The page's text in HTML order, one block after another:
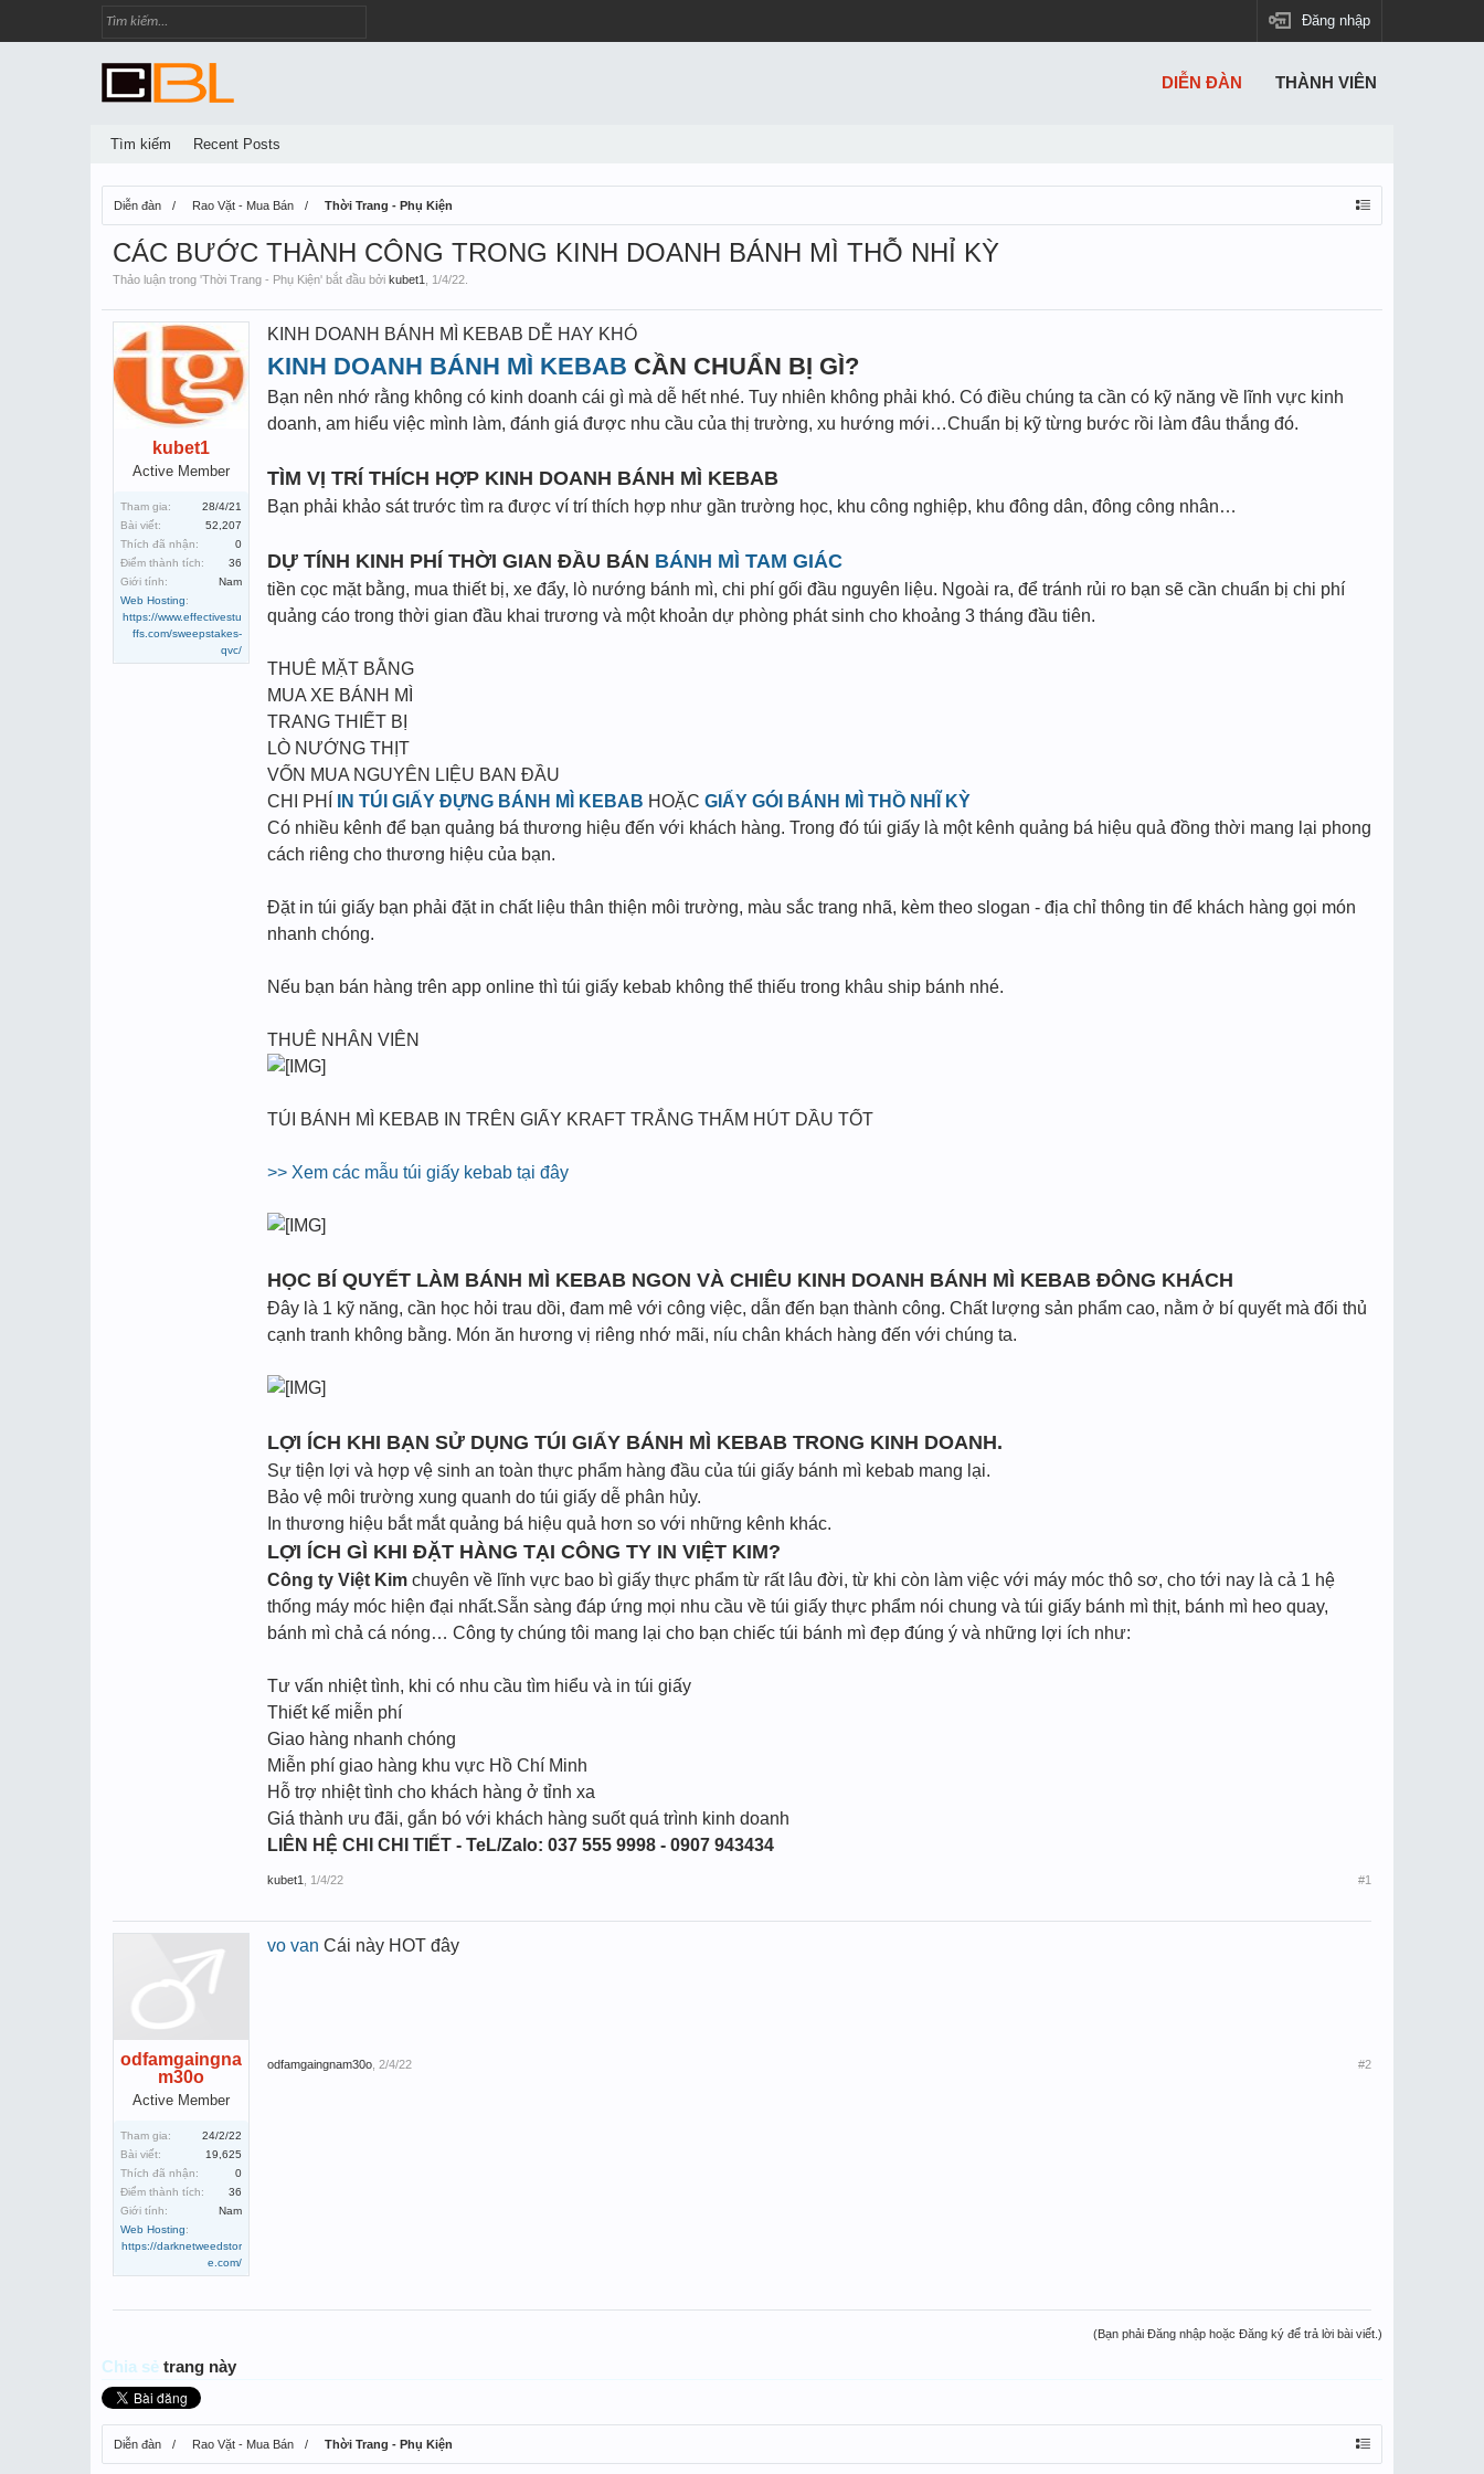
Đăng nhập
Diễn đàn Rao Vặt - Mua Bán Thời Trang - Phụ Kiện
CÁC BƯỚC THÀNH CÔNG TRONG KINH DOANH BÁNH MÌ THỖ NHỈ KỲ
Thảo luận trong 'Thời Trang - Phụ Kiện' bắt đầu bởi kubet1 1/4/22
kubet1
Active Member
Tham gia:
28/4/21
Bài viết:
52,207
Thích đã nhận:
0
Điểm thành tích:
36
Giới tính:
Nam
Web Hosting:
https://www.effectivestu
ffs.com/sweepstakes-
qvc/
KINH DOANH BÁNH MÌ KEBAB DỄ HAY KHÓ
KINH DOANH BÁNH MÌ KEBAB CẦN CHUẨN BỊ GÌ?
Bạn nên nhớ rằng không có kinh doanh cái gì mà dễ hết nhé. Tuy nhiên không phải khó. Có điều chúng ta cần có kỹ năng về lĩnh vực kinh
doanh, am hiểu việc mình làm, đánh giá được nhu cầu của thị trường, xu hướng mới…Chuẩn bị kỹ từng bước rồi làm đâu thắng đó.
TÌM VỊ TRÍ THÍCH HỢP KINH DOANH BÁNH MÌ KEBAB
Bạn phải khảo sát trước tìm ra được ví trí thích hợp như gần trường học, khu công nghiệp, khu đông dân, đông công nhân…
DỰ TÍNH KINH PHÍ THỜI GIAN ĐẦU BÁN BÁNH MÌ TAM GIÁC
tiền cọc mặt bằng, mua thiết bị, xe đẩy, lò nướng bánh mì, chi phí gối đầu nguyên liệu. Ngoài ra, để tránh rủi ro bạn sẽ cần chuẩn bị chi phí
quảng cáo trong thời gian đầu khai trương và một khoản dự phòng phát sinh cho khoảng 3 tháng đầu tiên.
THUÊ MẶT BẰNG
MUA XE BÁNH MÌ
TRANG THIẾT BỊ
LÒ NƯỚNG THỊT
VỐN MUA NGUYÊN LIỆU BAN ĐẦU
CHI PHÍ
IN TÚI GIẤY ĐỰNG BÁNH MÌ KEBAB HOẶC GIẤY GÓI BÁNH MÌ THỒ NHĨ KỲ
Có nhiều kênh để bạn quảng bá thương hiệu đến với khách hàng. Trong đó túi giấy là một kênh quảng bá hiệu quả đồng thời mang lại phong
cách riêng cho thương hiệu của bạn.
Đặt in túi giấy bạn phải đặt in chất liệu thân thiện môi trường, màu sắc trang nhã, kèm theo slogan - địa chỉ thông tin để khách hàng gọi món
nhanh chóng.
Nếu bạn bán hàng trên app online thì túi giấy kebab không thể thiếu trong khâu ship bánh nhé.
THUÊ NHÂN VIÊN
TÚI BÁNH MÌ KEBAB IN TRÊN GIẤY KRAFT TRẮNG THẤM HÚT DẦU TỐT
>> Xem các mẫu túi giấy kebab tại đây
HỌC BÍ QUYẾT LÀM BÁNH MÌ KEBAB NGON VÀ CHIÊU KINH DOANH BÁNH MÌ KEBAB ĐÔNG KHÁCH
Đây là 1 kỹ năng, cần học hỏi trau dồi, đam mê với công việc, dẫn đến bạn thành công. Chất lượng sản phẩm cao, nằm ở bí quyết mà đối thủ
cạnh tranh không bằng. Món ăn hương vị riêng nhớ mãi, níu chân khách hàng đến với chúng ta.
LỢI ÍCH KHI BẠN SỬ DỤNG TÚI GIẤY BÁNH MÌ KEBAB TRONG KINH DOANH.
Sự tiện lợi và hợp vệ sinh an toàn thực phẩm hàng đầu của túi giấy bánh mì kebab mang lại.
Bảo vệ môi trường xung quanh do túi giấy dễ phân hủy.
In thương hiệu bắt mắt quảng bá hiệu quả hơn so với những kênh khác.
LỢI ÍCH GÌ KHI ĐẶT HÀNG TẠI CÔNG TY IN VIỆT KIM?
Công ty Việt Kim chuyên về lĩnh vực bao bì giấy thực phẩm từ rất lâu đời, từ khi còn làm việc với máy móc thô sơ, cho tới nay là cả 1 hệ
thống máy móc hiện đại nhất.Sẵn sàng đáp ứng mọi nhu cầu về túi giấy thực phẩm nói chung và túi giấy bánh mì thịt, bánh mì heo quay,
bánh mì chả cá nóng… Công ty chúng tôi mang lại cho bạn chiếc túi bánh mì đẹp đúng ý và những lợi ích như:
Tư vấn nhiệt tình, khi có nhu cầu tìm hiểu và in túi giấy
Thiết kế miễn phí
Giao hàng nhanh chóng
Miễn phí giao hàng khu vực Hồ Chí Minh
Hỗ trợ nhiệt tình cho khách hàng ở tỉnh xa
Giá thành ưu đãi, gắn bó với khách hàng suốt quá trình kinh doanh
LIÊN HỆ CHI CHI TIẾT - TeL/Zalo: 037 555 9998 - 0907 943434
kubet1 1/4/22 #1
odfamgaingna
m30o
Active Member
Tham gia:
24/2/22
Bài viết:
19,625
Thích đã nhận:
0
Điểm thành tích:
36
Giới tính:
Nam
Web Hosting:
https://darknetweedstor
e.com/
vo van Cái này HOT đây
odfamgaingnam30o 2/4/22 #2
(Bạn phải Đăng nhập hoặc Đăng ký để trả lời bài viết.)
Chia sẻ trang này
Diễn đàn Rao Vặt - Mua Bán Thời Trang - Phụ Kiện
DIỄN ĐÀN
Tìm kiếm Recent Posts
THÀNH VIÊN